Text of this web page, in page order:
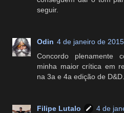
seguir.
Odin 4 de janeiro de
Concordo plenamente
minha maior crítica em
na 3a e 4a edição de D&D.
Filipe Lutalo
4 de